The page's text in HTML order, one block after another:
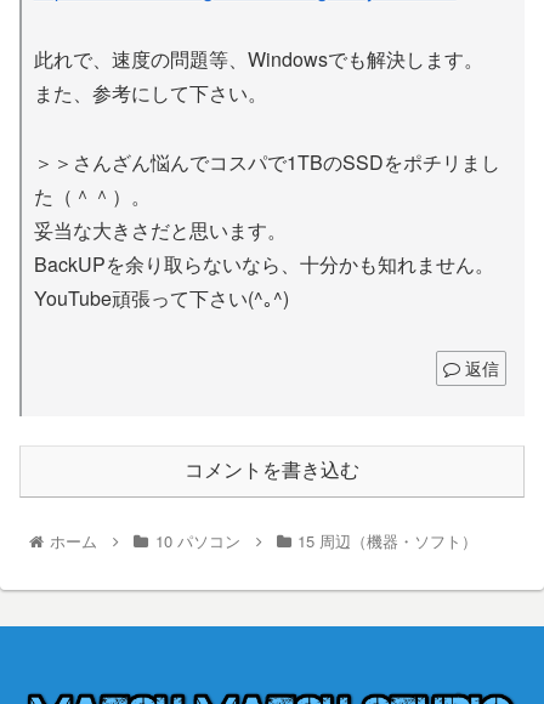
此れで、速度の問題等、Windowsでも解決します。
また、参考にして下さい。
＞＞さんざん悩んでコスパで1TBのSSDをポチリまし
た（＾＾）。
妥当な大きさだと思います。
BackUPを余り取らないなら、十分かも知れません。
YouTube頑張って下さい(^｡^)
返信
コメントを書き込む
ホーム 10 パソコン 15 周辺（機器・ソフト）